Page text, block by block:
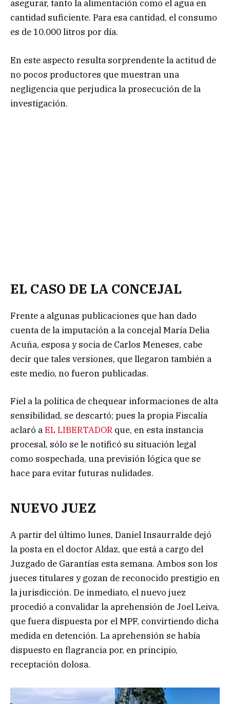
asegurar, tanto la alimentación como el agua en
cantidad suficiente. Para esa cantidad, el consumo
es de 10.000 litros por día.
En este aspecto resulta sorprendente la actitud de
no pocos productores que muestran una
negligencia que perjudica la prosecución de la
investigación.
EL CASO DE LA CONCEJAL
Frente a algunas publicaciones que han dado
cuenta de la imputación a la concejal María Delia
Acuña, esposa y socia de Carlos Meneses, cabe
decir que tales versiones, que llegaron también a
este medio, no fueron publicadas.
Fiel a la política de chequear informaciones de alta
sensibilidad, se descartó; pues la propia Fiscalía
aclaró aEL LIBERTADOR que, en esta instancia
procesal, sólo se le notificó su situación legal
como sospechada, una previsión lógica que se
hace para evitar futuras nulidades.
NUEVO JUEZ
A partir del último lunes, Daniel Insaurralde dejó
la posta en el doctor Aldaz, que está a cargo del
Juzgado de Garantías esta semana. Ambos son los
jueces titulares y gozan de reconocido prestigio en
la jurisdicción. De inmediato, el nuevo juez
procedió a convalidar la aprehensión de Joel Leiva,
que fuera dispuesta por el MPF, convirtiendo dicha
medida en detención. La aprehensión se había
dispuesto en flagrancia por, en principio,
receptación dolosa.